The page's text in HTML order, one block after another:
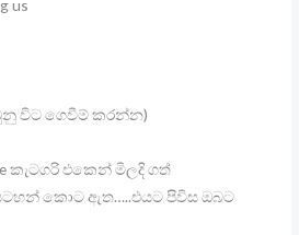
us
විට ගෙවීම් කරන්න)
කැටගරි එකෙන් මිලදි ගත්
කොට ඇත…..එයට පිවිස ඔබට